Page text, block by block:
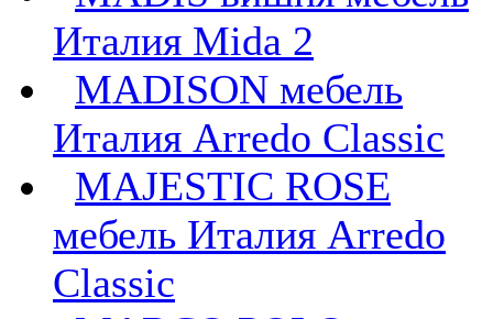
Италия Mida 2
MADISON мебель
Италия Arredo Classic
MAJESTIC ROSE
мебель Италия Arredo
Classic